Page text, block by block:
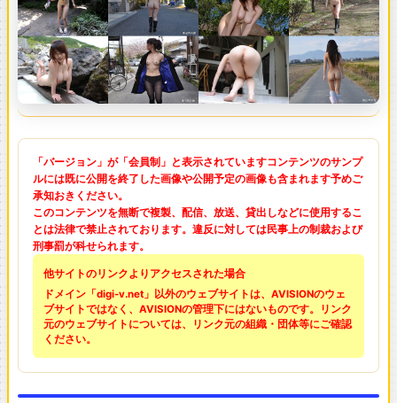
「バージョン」が「会員制」と表示されていますコンテンツのサンプ
ルには既に公開を終了した画像や公開予定の画像も含まれます予めご
承知おきください。
このコンテンツを無断で複製、配信、放送、貸出しなどに使用するこ
とは法律で禁止されております。違反に対しては民事上の制裁および
刑事罰が科せられます。
他サイトのリンクよりアクセスされた場合
ドメイン「digi-v.net」以外のウェブサイトは、AVISIONのウェ
ブサイトではなく、AVISIONの管理下にはないものです。リンク
元のウェブサイトについては、リンク元の組織・団体等にご確認
ください。